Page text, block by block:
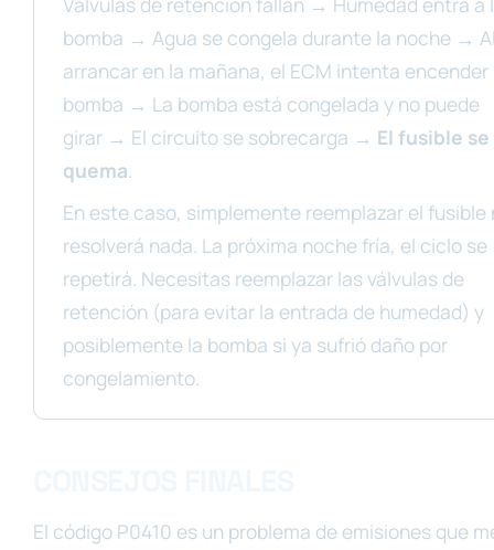
bomba → Agua se congela durante la noche →
arrancar en la mañana, el ECM intenta encender
bomba → La bomba está congelada y no puede
girar → El circuito se sobrecarga → El fusible se
quema.
En este caso, simplemente reemplazar el fusible
resolverá nada. La próxima noche fría, el ciclo se
repetirá. Necesitas reemplazar las válvulas de
retención (para evitar la entrada de humedad) y
posiblemente la bomba si ya sufrió daño por
congelamiento.
El código P0410 es un problema de emisiones que